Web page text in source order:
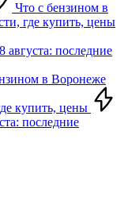
Что с бензином в
где купить, цены
августа: последние
в Воронеже
купить, цены
последние